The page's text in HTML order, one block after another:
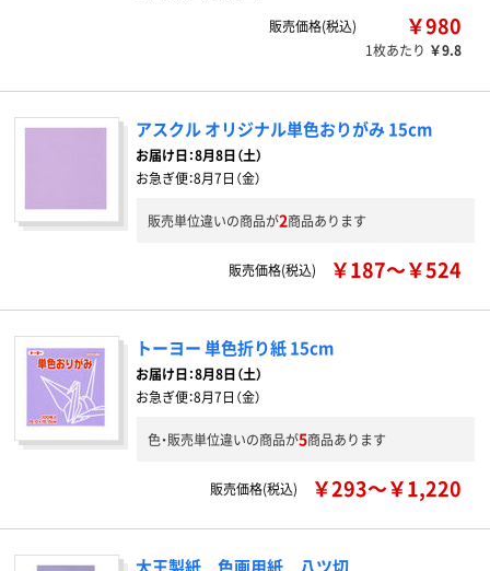
販売価格(税込)
￥980
1枚あたり ￥9.8
アスクル オリジナル単色おりがみ 15cm
お届け日：8月8日（土）
お急ぎ便：8月7日（金）
販売単位違いの商品が2商品あります
販売価格(税込) ￥187～￥524
トーヨー 単色折り紙 15cm
お届け日：8月8日（土）
お急ぎ便：8月7日（金）
色・販売単位違いの商品が5商品あります
販売価格(税込) ￥293～￥1,220
大王製紙 色画用紙 八ツ切